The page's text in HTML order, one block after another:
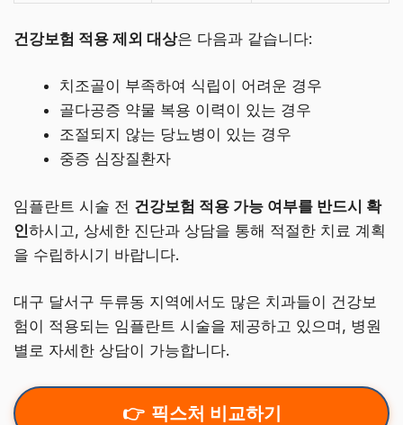
건강보험 적용 제외 대상은 다음과 같습니다:
치조골이 부족하여 식립이 어려운 경우
골다공증 약물 복용 이력이 있는 경우
조절되지 않는 당뇨병이 있는 경우
중증 심장질환자
임플란트 시술 전 건강보험 적용 가능 여부를 반드시 확
인하시고, 상세한 진단과 상담을 통해 적절한 치료 계획
을 수립하시기 바랍니다.
대구 달서구 두류동 지역에서도 많은 치과들이 건강보
험이 적용되는 임플란트 시술을 제공하고 있으며, 병원
별로 자세한 상담이 가능합니다.
픽스처 비교하기